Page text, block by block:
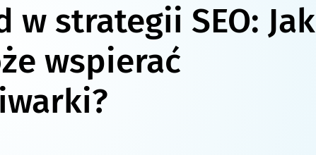
w strategii SEO: Jak
wspierać